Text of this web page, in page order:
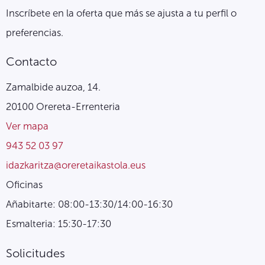
Inscríbete en la oferta que más se ajusta a tu perfil o
preferencias.
Contacto
Zamalbide auzoa, 14.
20100 Orereta-Errenteria
Ver mapa
943 52 03 97
idazkaritza@oreretaikastola.eus
Oficinas
Añabitarte: 08:00-13:30/14:00-16:30
Esmalteria: 15:30-17:30
Solicitudes